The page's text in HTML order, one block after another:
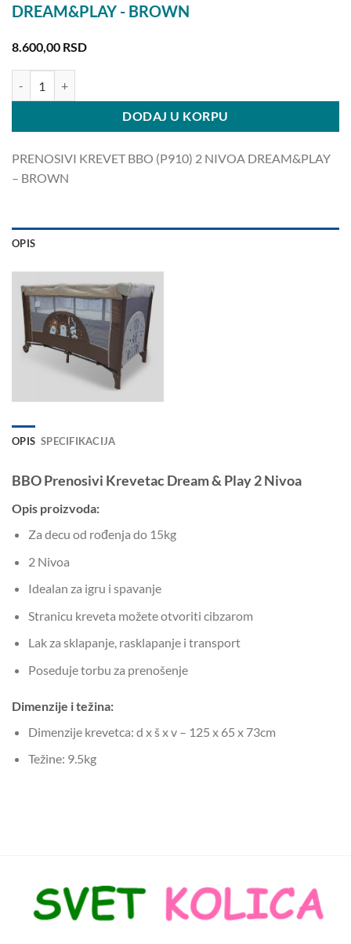
DREAM&PLAY - BROWN
8.600,00 RSD
DODAJ U KORPU
PRENOSIVI KREVET BBO (P910) 2 NIVOA DREAM&PLAY
– BROWN
OPIS
OPIS SPECIFIKACIJA
BBO Prenosivi Krevetac Dream & Play 2 Nivoa
Opis proizvoda:
Za decu od rođenja do 15kg
2 Nivoa
Idealan za igru i spavanje
Stranicu kreveta možete otvoriti cibzarom
Lak za sklapanje, rasklapanje i transport
Poseduje torbu za prenošenje
Dimenzije i težina:
Dimenzije krevetca: d x š x v – 125 x 65 x 73cm
Težine: 9.5kg